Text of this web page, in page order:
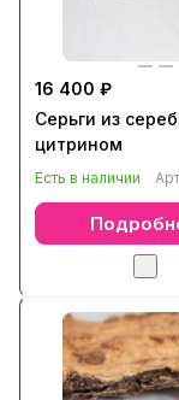
16 400 ₽
Серьги из
цитрином
Есть в наличии